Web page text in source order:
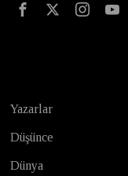
Yazarlar
Düşünce
Dünya